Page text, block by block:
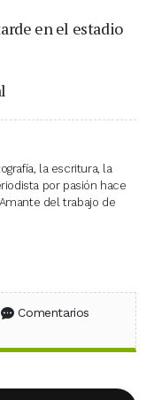
en el estadio
la escritura, la
por pasión hace
del trabajo de
Facebook
en X (Twitter)
en WhatsApp
Comentarios